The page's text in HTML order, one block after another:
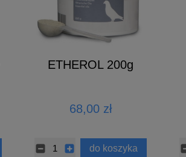
ETHEROL 200g
68,00 zł
do koszyka